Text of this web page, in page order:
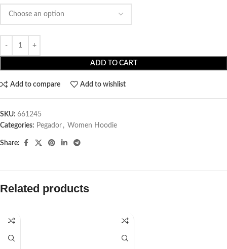
ADD TO CART
Add to compare Add to wishlist
SKU: 661245
Categories: Pegador​ , Women Hoodie
Share:
Related products